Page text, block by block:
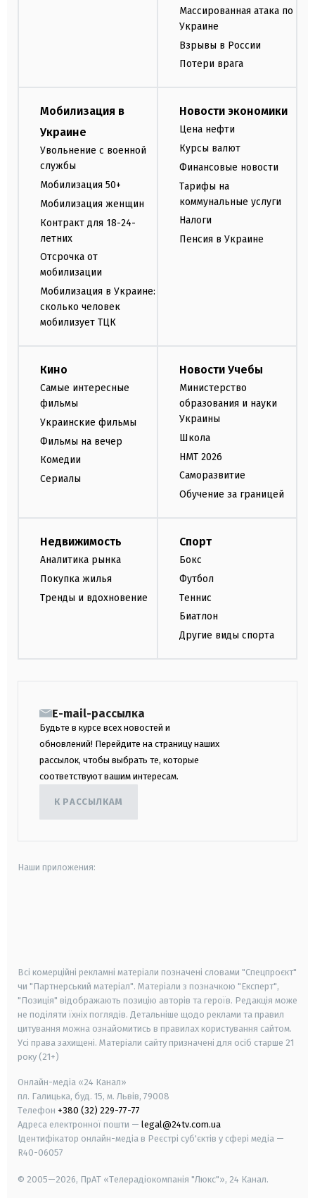
Массированная атака по
Украине
Взрывы в России
Потери врага
Мобилизация в
Украине
Увольнение с военной
службы
Мобилизация 50+
Мобилизация женщин
Контракт для 18-24-
летних
Отсрочка от
мобилизации
Мобилизация в Украине:
сколько человек
мобилизует ТЦК
Новости экономики
Цена нефти
Курсы валют
Финансовые новости
Тарифы на
коммунальные услуги
Налоги
Пенсия в Украине
Кино
Самые интересные
фильмы
Украинские фильмы
Фильмы на вечер
Комедии
Сериалы
Новости Учебы
Министерство
образования и науки
Украины
Школа
НМТ 2026
Саморазвитие
Обучение за границей
Недвижимость
Аналитика рынка
Покупка жилья
Тренды и вдохновение
Спорт
Бокс
Футбол
Теннис
Биатлон
Другие виды спорта
E-mail-рассылка
Будьте в курсе всех новостей и
обновлений! Перейдите на страницу наших
рассылок, чтобы выбрать те, которые
соответствуют вашим интересам.
К РАССЫЛКАМ
Наши приложения:
Всі комерційні рекламні матеріали позначені словами "Спецпроєкт"
чи "Партнерський матеріал". Матеріали з позначкою "Експерт",
"Позиція" відображають позицію авторів та героїв. Редакція може
не поділяти їхніх поглядів. Детальніше щодо реклами та правил
цитування можна ознайомитись в правилах користування сайтом.
Усі права захищені. Матеріали сайту призначені для осіб старше 21
року (21+)
Онлайн-медіа «24 Канал»
пл. Галицька, буд. 15, м. Львів, 79008
Телефон +380 (32) 229-77-77
Адреса електронної пошти — legal@24tv.com.ua
Ідентифікатор онлайн-медіа в Реєстрі суб'єктів у сфері медіа —
R40-06057
© 2005—2026, ПрАТ «Телерадіокомпанія "Люкс"», 24 Канал.